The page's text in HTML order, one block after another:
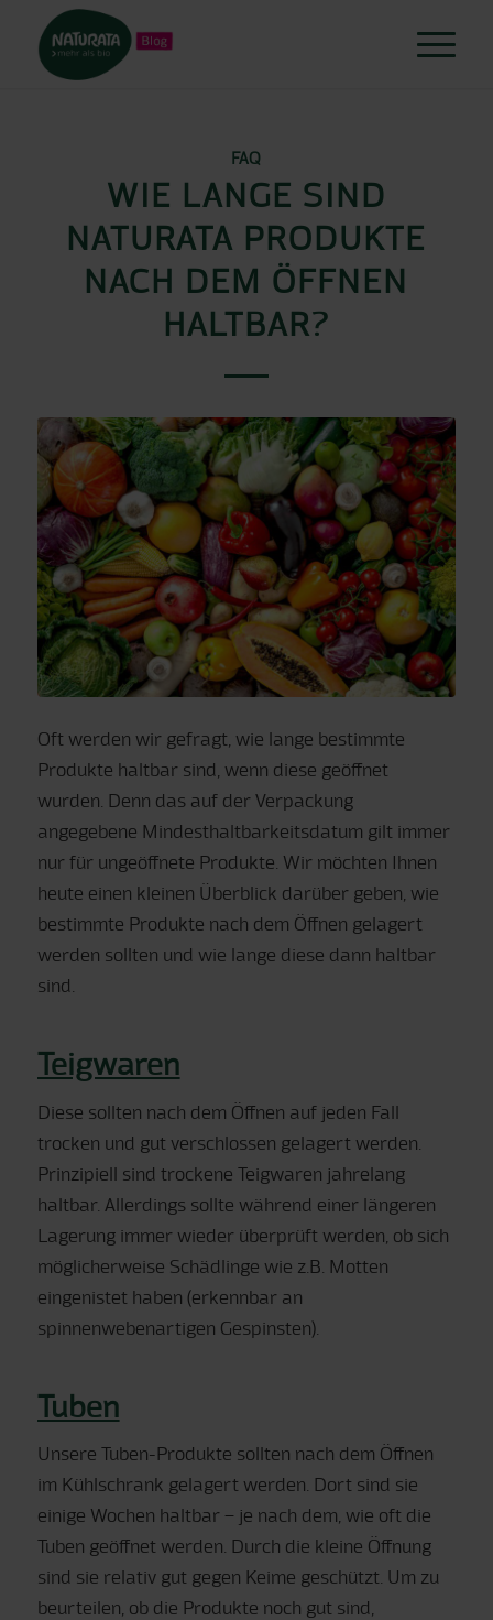
FAQ
WIE LANGE SIND
NATURATA PRODUKTE
NACH DEM ÖFFNEN
HALTBAR?
Oft werden wir gefragt, wie lange bestimmte
Produkte haltbar sind, wenn diese geöffnet
wurden. Denn das auf der Verpackung
angegebene Mindesthaltbarkeitsdatum gilt immer
nur für ungeöffnete Produkte. Wir möchten Ihnen
heute einen kleinen Überblick darüber geben, wie
bestimmte Produkte nach dem Öffnen gelagert
werden sollten und wie lange diese dann haltbar
sind.
Teigwaren
Diese sollten nach dem Öffnen auf jeden Fall
trocken und gut verschlossen gelagert werden.
Prinzipiell sind trockene Teigwaren jahrelang
haltbar. Allerdings sollte während einer längeren
Lagerung immer wieder überprüft werden, ob sich
möglicherweise Schädlinge wie z.B. Motten
eingenistet haben (erkennbar an
spinnenwebenartigen Gespinsten).
Tuben
Unsere Tuben-Produkte sollten nach dem Öffnen
im Kühlschrank gelagert werden. Dort sind sie
einige Wochen haltbar – je nach dem, wie oft die
Tuben geöffnet werden. Durch die kleine Öffnung
sind sie relativ gut gegen Keime geschützt. Um zu
beurteilen, ob die Produkte noch gut sind,